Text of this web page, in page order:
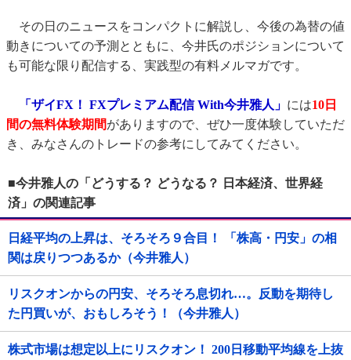
その日のニュースをコンパクトに解説し、今後の為替の値
動きについての予測とともに、今井氏のポジションについて
も可能な限り配信する、実践型の有料メルマガです。
「ザイFX！ FXプレミアム配信 With今井雅人」 には10日
間の無料体験期間がありますので、ぜひ一度体験していただ
き、みなさんのトレードの参考にしてみてください。
■今井雅人の「どうする？ どうなる？ 日本経済、世界経
済」の関連記事
日経平均の上昇は、そろそろ９合目！ 「株高・円安」の相
関は戻りつつあるか（今井雅人）
リスクオンからの円安、そろそろ息切れ…。反動を期待し
た円買いが、おもしろそう！（今井雅人）
株式市場は想定以上にリスクオン！ 200日移動平均線を上抜